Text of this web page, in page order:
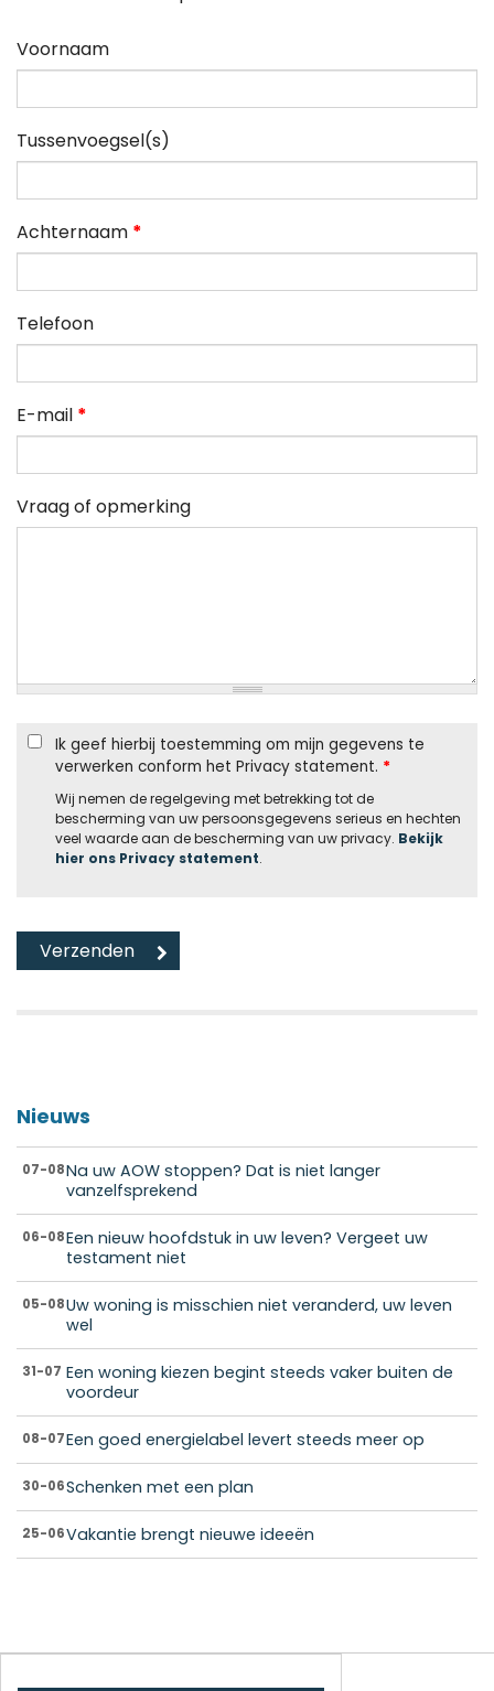
Voornaam
Tussenvoegsel(s)
Achternaam *
Telefoon
E-mail *
Vraag of opmerking
Ik geef hierbij toestemming om mijn gegevens te
verwerken conform het Privacy statement. *
Wij nemen de regelgeving met betrekking tot de
bescherming van uw persoonsgegevens serieus en hechten
veel waarde aan de bescherming van uw privacy. Bekijk
hier ons Privacy statement.
Nieuws
07-08Na uw AOW stoppen? Dat is niet langer
vanzelfsprekend
06-08Een nieuw hoofdstuk in uw leven? Vergeet uw
testament niet
05-08Uw woning is misschien niet veranderd, uw leven
wel
31-07 Een woning kiezen begint steeds vaker buiten de
voordeur
08-07Een goed energielabel levert steeds meer op
30-06Schenken met een plan
25-06Vakantie brengt nieuwe ideeën